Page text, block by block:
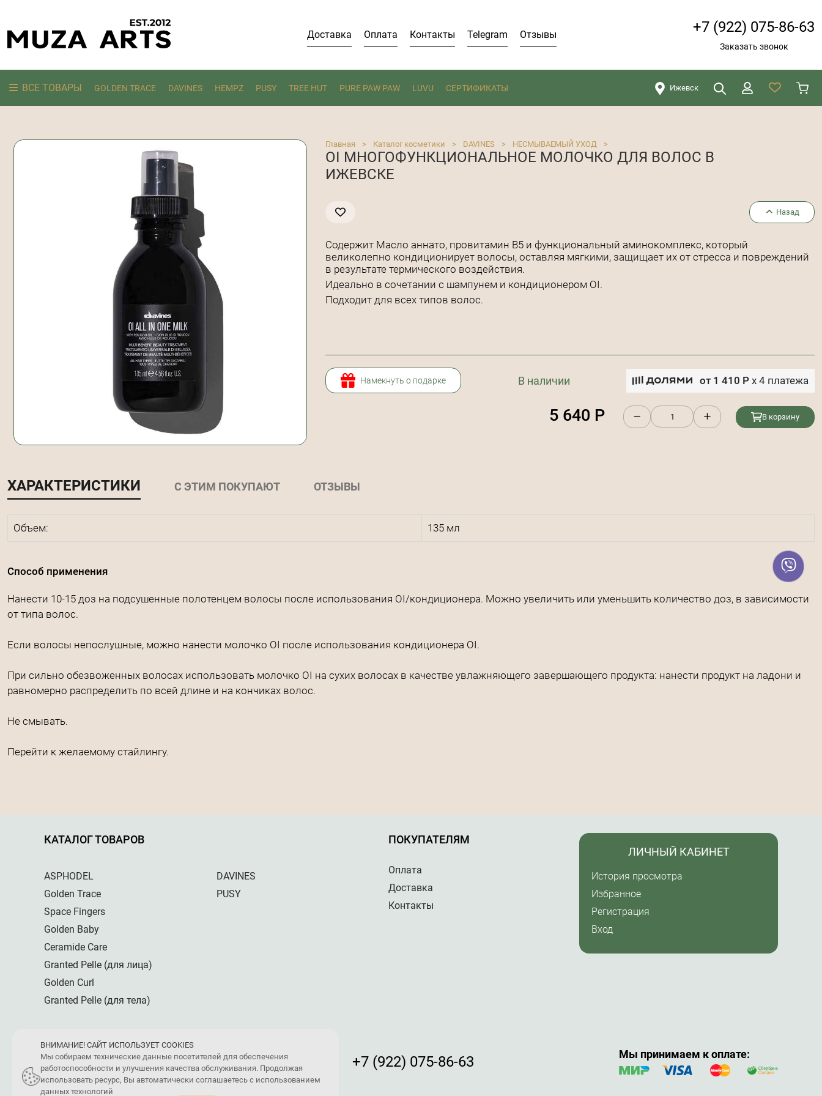
Доставка Оплата Контакты Telegram Отзывы +7 (922) 075-86-63
Заказать звонок
ВСЕ ТОВАРЫ GOLDEN TRACE DAVINES HEMPZ PUSY TREE HUT PURE PAW PAW LUVU СЕРТИФИКАТЫ Ижевск
Главная
> Каталог косметики > DAVINES > НЕСМЫВАЕМЫЙ УХОД >
OI МНОГОФУНКЦИОНАЛЬНОЕ МОЛОЧКО ДЛЯ ВОЛОС В
ИЖЕВСКЕ
Назад
Содержит Масло аннато, провитамин B5 и функциональный аминокомплекс, который
великолепно кондиционирует волосы, оставляя мягкими, защищает их от стресса и повреждений
в результате термического воздействия.
Идеально в сочетании с шампунем и кондиционером OI.
Подходит для всех типов волос.
Намекнуть о подарке В наличии от 1 410 Р x 4 платежа
5 640 Р В корзину
ХАРАКТЕРИСТИКИ С ЭТИМ ПОКУПАЮТ ОТЗЫВЫ
Объем: 135 мл
Способ применения
Нанести 10-15 доз на подсушенные полотенцем волосы после использования OI/кондиционера. Можно увеличить или уменьшить количество доз, в зависимости
от типа волос.
Если волосы непослушные, можно нанести молочко OI после использования кондиционера OI.
При сильно обезвоженных волосах использовать молочко OI на сухих волосах в качестве увлажняющего завершающего продукта: нанести продукт на ладони и
равномерно распределить по всей длине и на кончиках волос.
Не смывать.
Перейти к желаемому стайлингу.
КАТАЛОГ ТОВАРОВ
ASPHODEL
Golden Trace
Space Fingers
Golden Baby
Ceramide Care
Granted Pelle (для лица)
Golden Curl
Granted Pelle (для тела)
DAVINES
PUSY
ПОКУПАТЕЛЯМ
Оплата
Доставка
Контакты
ЛИЧНЫЙ КАБИНЕТ
История просмотра
Избранное
Регистрация
Вход
+7 (922) 075-86-63 Мы принимаем к оплате:
ВНИМАНИЕ! САЙТ ИСПОЛЬЗУЕТ COOKIES
Мы собираем технические данные посетителей для обеспечения
работоспособности и улучшения качества обслуживания. Продолжая
использовать ресурс, Вы автоматически соглашаетесь с использованием
данных технологий